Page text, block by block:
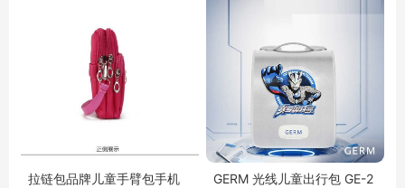
拉链包品牌儿童手臂包手机
GERM 光线儿童出行包 GE-2